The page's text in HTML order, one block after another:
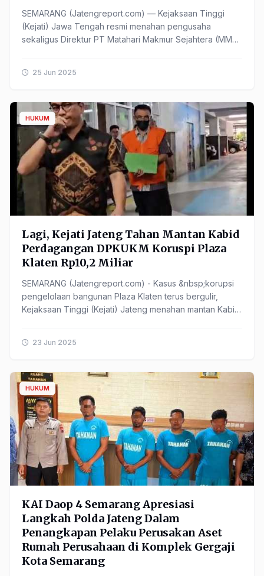
SEMARANG (Jatengreport.com) — Kejaksaan Tinggi
(Kejati) Jawa Tengah resmi menahan pengusaha
sekaligus Direktur PT Matahari Makmur Sejahtera (MMS)
25 Jun 2025
HUKUM
Lagi, Kejati Jateng Tahan Mantan Kabid
Perdagangan DPKUKM Koruspi Plaza
Klaten Rp10,2 Miliar
SEMARANG (Jatengreport.com) - Kasus &nbsp;korupsi
pengelolaan bangunan Plaza Klaten terus bergulir,
Kejaksaan Tinggi (Kejati) Jateng menahan mantan Kabid
23 Jun 2025
HUKUM
KAI Daop 4 Semarang Apresiasi
Langkah Polda Jateng Dalam
Penangkapan Pelaku Perusakan Aset
Rumah Perusahaan di Komplek Gergaji
Kota Semarang